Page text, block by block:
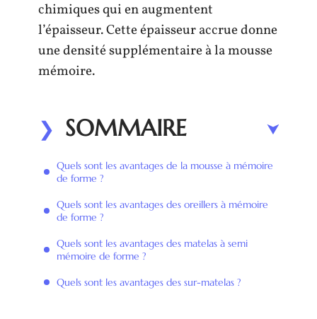
chimiques qui en augmentent
l’épaisseur. Cette épaisseur accrue donne
une densité supplémentaire à la mousse
mémoire.
SOMMAIRE
Quels sont les avantages de la mousse à mémoire
de forme ?
Quels sont les avantages des oreillers à mémoire
de forme ?
Quels sont les avantages des matelas à semi
mémoire de forme ?
Quels sont les avantages des sur-matelas ?